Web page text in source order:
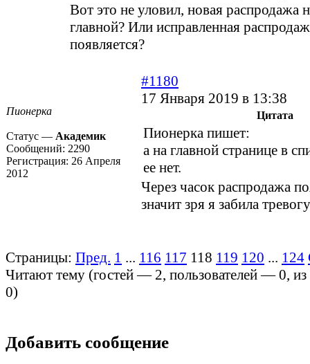
Вот это не уловил, новая распродажа
главной? Или исправленная
появляется?
Пионерка
Статус — Академик
Сообщений: 2290
Регистрация: 26 Апреля
2012
#1180
17 Января 2019 в 13:38
Цитата
Пионерка пишет:
а на главной странице в
ее нет.
Через часок распродажа
значит зря я забила
Страницы: Пред. 1 ... 116 117 118 119 120 ... 124
Читают тему (гостей — 2, пользователей —0,
0)
Добавить сообщение